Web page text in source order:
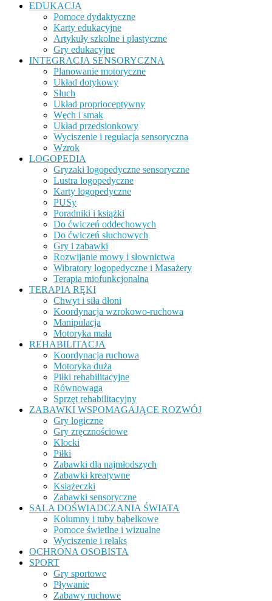
EDUKACJA
Pomoce dydaktyczne
Karty edukacyjne
Artykuły szkolne i plastyczne
Gry edukacyjne
INTEGRACJA SENSORYCZNA
Planowanie motoryczne
Układ dotykowy
Słuch
Układ proprioceptywny
Węch i smak
Układ przedsionkowy
Wyciszenie i regulacja sensoryczna
Wzrok
LOGOPEDIA
Gryzaki logopedyczne sensoryczne
Lustra logopedyczne
Karty logopedyczne
PUSy
Poradniki i książki
Do ćwiczeń oddechowych
Do ćwiczeń słuchowych
Gry i zabawki
Rozwijanie mowy i słownictwa
Wibratory logopedyczne i Masażery
Terapia miofunkcjonalna
TERAPIA RĘKI
Chwyt i siła dłoni
Koordynacja wzrokowo-ruchowa
Manipulacja
Motoryka mała
REHABILITACJA
Koordynacja ruchowa
Motoryka duża
Piłki rehabilitacyjne
Równowaga
Sprzęt rehabilitacyjny
ZABAWKI WSPOMAGAJĄCE ROZWÓJ
Gry logiczne
Gry zręcznościowe
Klocki
Piłki
Zabawki dla najmłodszych
Zabawki kreatywne
Książeczki
Zabawki sensoryczne
SALA DOŚWIADCZANIA ŚWIATA
Kolumny i tuby bąbelkowe
Pomoce świetlne i wizualne
Wyciszenie i relaks
OCHRONA OSOBISTA
SPORT
Gry sportowe
Pływanie
Zabawy ruchowe